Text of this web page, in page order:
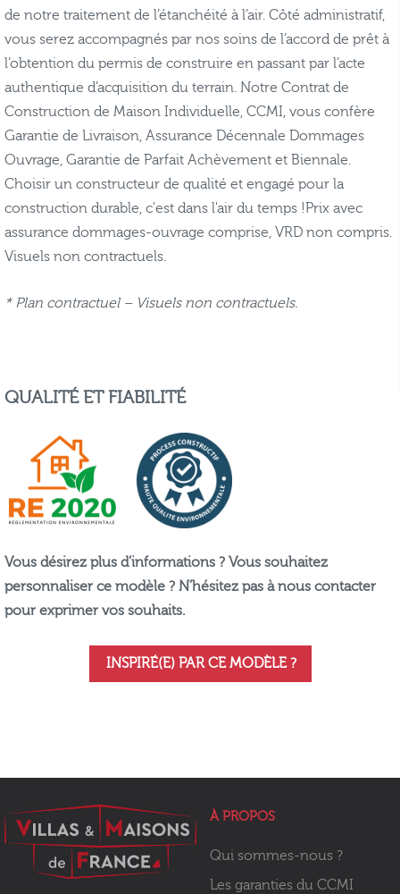
de notre traitement de l’étanchéité à l’air. Côté administratif,
vous serez accompagnés par nos soins de l’accord de prêt à
l’obtention du permis de construire en passant par l’acte
authentique d’acquisition du terrain. Notre Contrat de
Construction de Maison Individuelle, CCMI, vous confère
Garantie de Livraison, Assurance Décennale Dommages
Ouvrage, Garantie de Parfait Achèvement et Biennale.
Choisir un constructeur de qualité et engagé pour la
construction durable, c'est dans l'air du temps !Prix avec
assurance dommages-ouvrage comprise, VRD non compris.
Visuels non contractuels.
* Plan contractuel – Visuels non contractuels.
QUALITÉ ET FIABILITÉ
Vous désirez plus d’informations ? Vous souhaitez
personnaliser ce modèle ? N’hésitez pas à nous contacter
pour exprimer vos souhaits.
INSPIRÉ(E) PAR CE MODÈLE ?
À PROPOS
Qui sommes-nous ?
Les garanties du CCMI